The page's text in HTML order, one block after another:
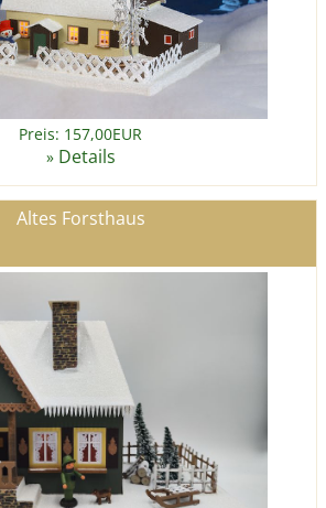
Preis: 157,00EUR
» Details
Altes Forsthaus